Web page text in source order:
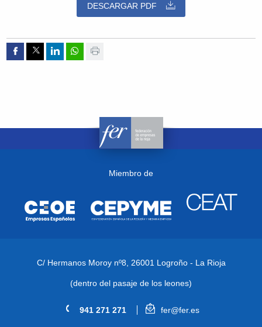
DESCARGAR PDF
Compartir por Facebook
Compartir por Twitter
Compartir por Linkedin
Compartir por whatsapp
Imprimir
Miembro de
C/ Hermanos Moroy nº8, 26001 Logroño - La Rioja
(dentro del pasaje de los leones)
941 271 271 fer@fer.es